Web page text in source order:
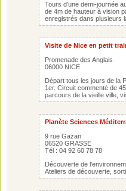
Tours d'une demi-journée
de 4m de hauteur à vision
enregistrés dans plusieurs
Visite de Nice en petit
Promenade des Anglais
06000 NICE
Départ tous les jours de la
1er. Circuit commenté de
parcours de la vieille ville,
Planète Sciences
9 rue Gazan
06520 GRASSE
Tél : 04 92 60 78 78
Découverte de
Ateliers de découverte,